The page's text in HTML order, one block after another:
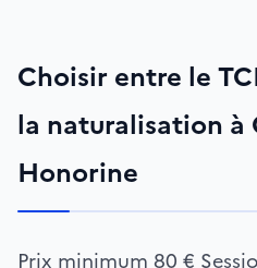
Choisir entre le
la naturalisation à
Honorine
Prix minimum 80 €